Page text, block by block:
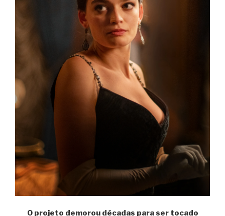
O projeto demorou décadas para ser tocado